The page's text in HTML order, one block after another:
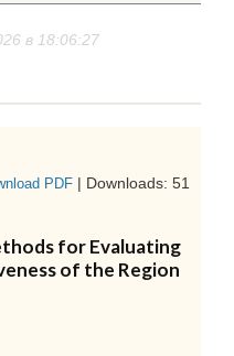
в 18:06:27
PDF | Downloads: 51
for Evaluating
of the Region